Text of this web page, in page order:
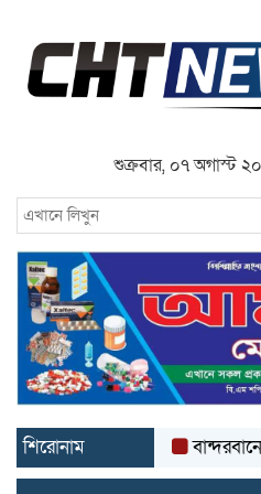
শুক্রবার, ০৭ অগাস্ট
শিরোনাম বান্দরবানে ৩